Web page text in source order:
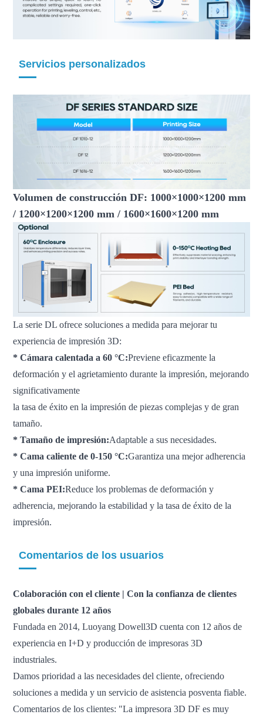
Servicios personalizados
Volumen de construcción DF: 1000×1000×1200 mm
/ 1200×1200×1200 mm / 1600×1600×1200 mm
La serie DL ofrece soluciones a medida para mejorar tu
experiencia de impresión 3D:
* Cámara calentada a 60 °C:Previene eficazmente la
deformación y el agrietamiento durante la impresión, mejorando
significativamente
la tasa de éxito en la impresión de piezas complejas y de gran
tamaño.
* Tamaño de impresión:Adaptable a sus necesidades.
* Cama caliente de 0-150 °C:Garantiza una mejor adherencia
y una impresión uniforme.
* Cama PEI:Reduce los problemas de deformación y
adherencia, mejorando la estabilidad y la tasa de éxito de la
impresión.
Comentarios de los usuarios
Colaboración con el cliente | Con la confianza de clientes
globales durante 12 años
Fundada en 2014, Luoyang Dowell3D cuenta con 12 años de
experiencia en I+D y producción de impresoras 3D
industriales.
Damos prioridad a las necesidades del cliente, ofreciendo
soluciones a medida y un servicio de asistencia posventa fiable.
Comentarios de los clientes: "La impresora 3D DF es muy